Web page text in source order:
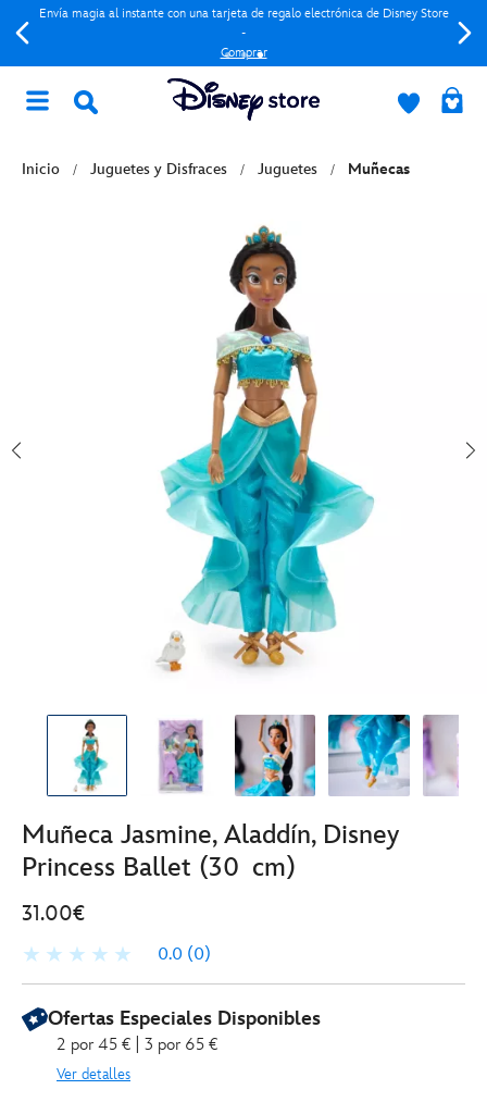
Envía magia al instante con una tarjeta de regalo electrónica de Disney Store
-
Comprar
Inicio Juguetes y Disfraces Juguetes Muñecas
Muñeca Jasmine, Aladdín, Disney
Princess Ballet (30 cm)
31.00€
0.0 (0)
Ofertas Especiales Disponibles
2 por 45 € | 3 por 65 €
Ver detalles